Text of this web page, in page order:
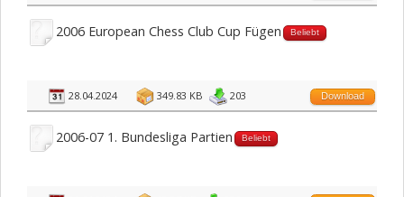
2006 European Chess Club Cup Fügen Beliebt
28.04.2024 349.83 KB 203 Download
2006-07 1. Bundesliga Partien Beliebt